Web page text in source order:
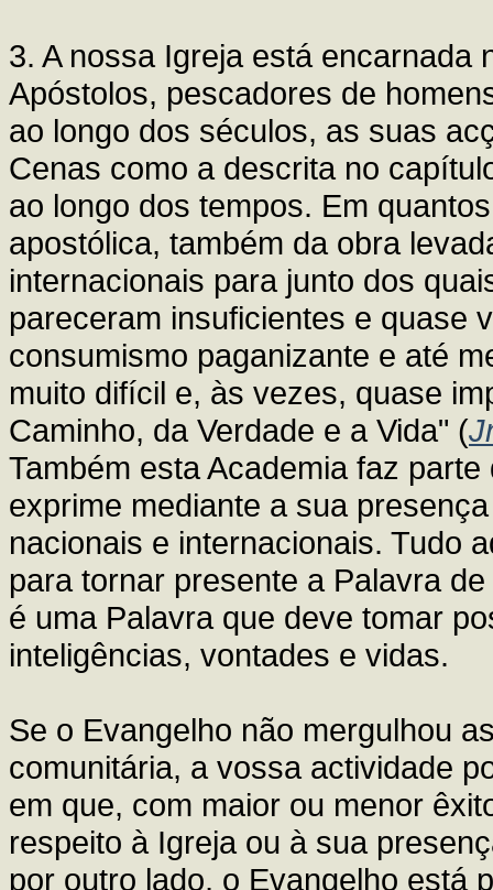
3. A nossa Igreja está encarnada
Apóstolos, pescadores de
ao longo dos séculos, as suas
Cenas como a descrita no
ao longo dos tempos. Em
apostólica, também da obra
internacionais para junto dos
pareceram insuficientes e quase
consumismo paganizante e até
muito difícil e, às vezes, quase
Caminho, da Verdade e a Vida" (
Também esta Academia faz
exprime mediante a sua
nacionais e internacionais. Tudo
para tornar presente a Palavra
é uma Palavra que deve tomar
inteligências, vontades e vidas.
Se o Evangelho não mergulhou
comunitária, a vossa actividade
em que, com maior ou menor
respeito à Igreja ou à sua
por outro lado, o Evangelho está